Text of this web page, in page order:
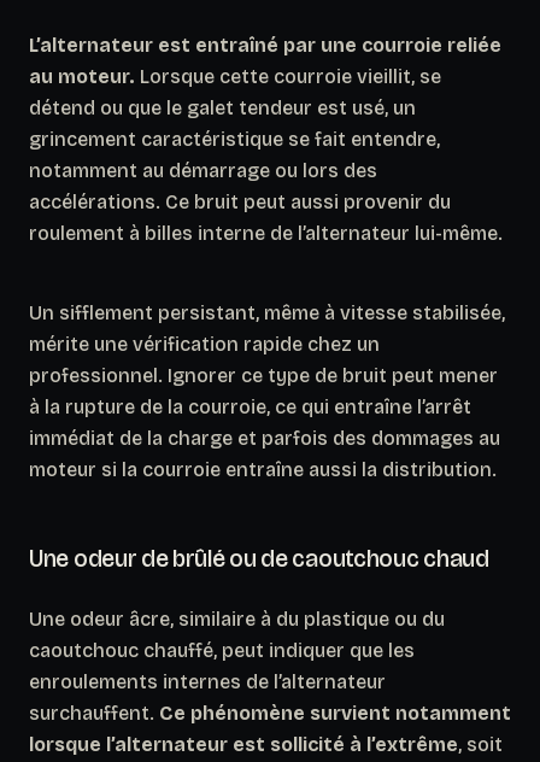
L’alternateur est entraîné par une courroie reliée
au moteur. Lorsque cette courroie vieillit, se
détend ou que le galet tendeur est usé, un
grincement caractéristique se fait entendre,
notamment au démarrage ou lors des
accélérations. Ce bruit peut aussi provenir du
roulement à billes interne de l’alternateur lui-même.
Un sifflement persistant, même à vitesse stabilisée,
mérite une vérification rapide chez un
professionnel. Ignorer ce type de bruit peut mener
à la rupture de la courroie, ce qui entraîne l’arrêt
immédiat de la charge et parfois des dommages au
moteur si la courroie entraîne aussi la distribution.
Une odeur de brûlé ou de caoutchouc chaud
Une odeur âcre, similaire à du plastique ou du
caoutchouc chauffé, peut indiquer que les
enroulements internes de l’alternateur
surchauffent. Ce phénomène survient notamment
lorsque l’alternateur est sollicité à l’extrême, soit